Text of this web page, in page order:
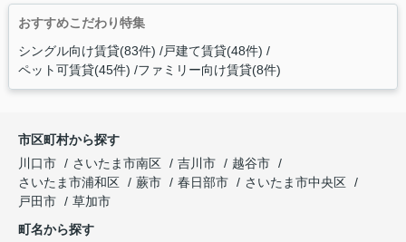
おすすめこだわり特集
シングル向け賃貸(83件) 戸建て賃貸(48件)
ペット可賃貸(45件) ファミリー向け賃貸(8件)
市区町村から探す
川口市
さいたま市南区 吉川市
越谷市
さいたま市浦和区
蕨市 春日部市
さいたま市中央区
戸田市
草加市
町名から探す